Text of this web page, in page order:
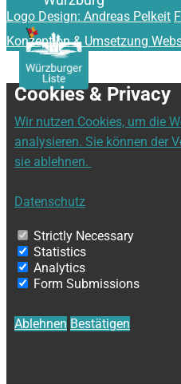
Logo Design: Andreas Pelkeit
Konzeption & Umsetzung
Cookies & Privacy
Wir nutzen Cookies, um die
analysieren. Sie können der
sie ablehnen.
Datenschutz
Strictly Necessary
Statistics
Analytics
Form Submissions
Ablehnen Bestätigen